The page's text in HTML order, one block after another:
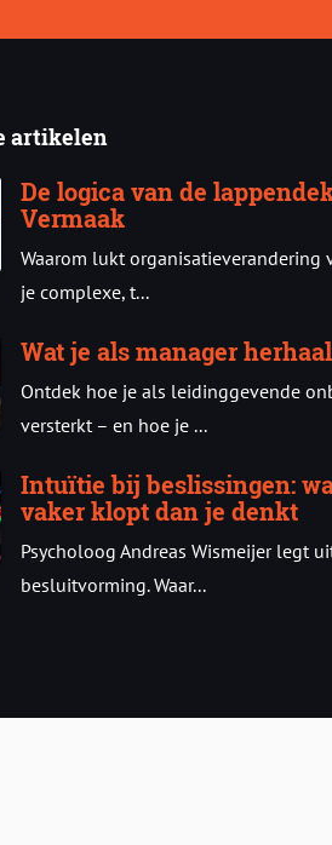
artikelen
De logica van de
Vermaak
Waarom lukt organisatieverandering
je complexe, t...
Wat je als manager
Ontdek hoe je als leidinggevende
versterkt – en hoe je ...
Intuïtie bij beslissingen:
vaker klopt dan je denkt
Psycholoog Andreas Wismeijer legt
besluitvorming. Waar...